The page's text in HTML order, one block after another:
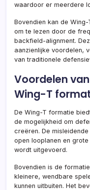
waardoor er meerdere
Bovendien kan de
om te lezen door de
backfield-alignment.
aanzienlijke voordelen,
van traditionele
Voordelen
Wing-T
De Wing-T formatie
de mogelijkheid om
creëren. De
open looplanen en
wordt uitgevoerd.
Bovendien is de
kleinere, wendbare
kunnen uitbuiten. Het